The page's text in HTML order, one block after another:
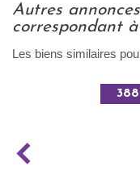
autres annonces immobilières
correspondant
Les biens similaires